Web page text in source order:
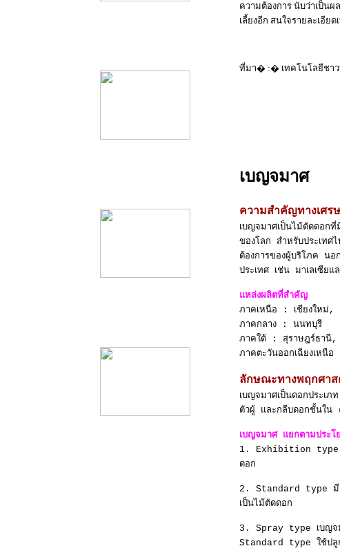
ความต้องการ นับว่าเป็น
เลี้ยงอีก สนใจรายละเอีย
ที่มา� :� เทคโนโลยีชา
เบญจมาศ
ความสำคัญทางเศร
เบญจมาศเป็นไม้ตัดดอก
ของโลก สำหรับประเท
ต้องการของผู้บริโภค นอ
ประเทศ เช่น มาเลเซีย
แหล่งผลิตที่สำคัญ
ภาคเหนือ : เชียงใหม่,
ภาคกลาง : นนทบุรี
ภาคใต้ : สุราษฎร์ธานี,
ภาคตะวันออกเฉียงเห
ลักษณะทางพฤกศาส
เบญจมาศเป็นดอกประ
ตัวผู้ และกลีบดอกชั้นใน
เบญจมาศ แยกตามประ
1. Exhibition type เป็
ดอก
2. Standard type มีดอ
เป็นไม้ตัดดอก
3. Spray type เบญจม
Standard type ใช้ปลูก